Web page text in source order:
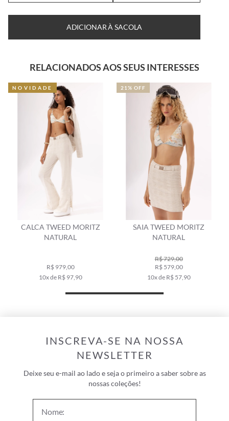
ADICIONAR À SACOLA
RELACIONADOS AOS SEUS INTERESSES
CALCA TWEED MORITZ
NATURAL
R$ 979,00
10x de R$ 97,90
NOVIDADE
SAIA TWEED MORITZ
NATURAL
R$ 729,00
R$ 579,00
10x de R$ 57,90
21% OFF
INSCREVA-SE NA NOSSA
NEWSLETTER
Deixe seu e-mail ao lado e seja o primeiro a saber sobre as
nossas coleções!